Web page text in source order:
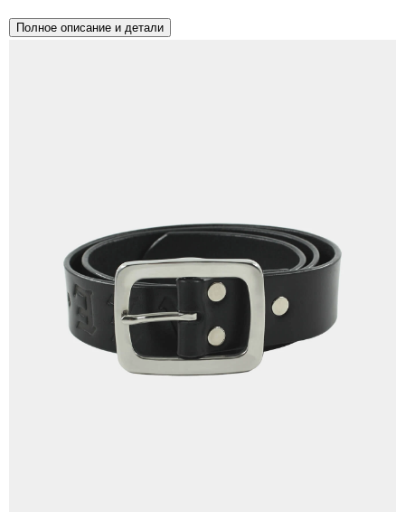
Полное описание и детали